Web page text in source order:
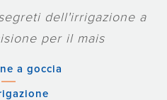
dell'irrigazione a
per il mais
a goccia